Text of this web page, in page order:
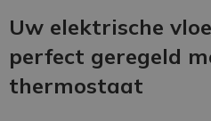
Uw elektrische
perfect geregeld
thermostaat